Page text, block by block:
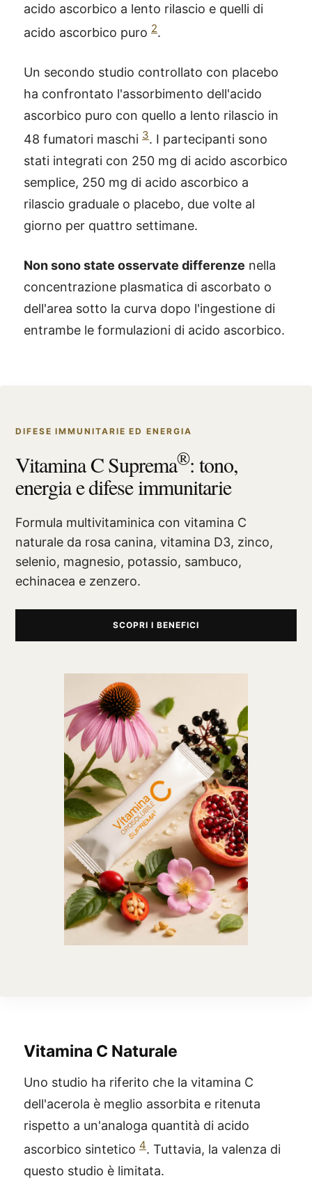
acido ascorbico a lento rilascio e quelli di
acido ascorbico puro 2.
Un secondo studio controllato con placebo
ha confrontato l'assorbimento dell'acido
ascorbico puro con quello a lento rilascio in
48 fumatori maschi 3. I partecipanti sono
stati integrati con 250 mg di acido ascorbico
semplice, 250 mg di acido ascorbico a
rilascio graduale o placebo, due volte al
giorno per quattro settimane.
Non sono state osservate differenze nella
concentrazione plasmatica di ascorbato o
dell'area sotto la curva dopo l'ingestione di
entrambe le formulazioni di acido ascorbico.
DIFESE IMMUNITARIE ED ENERGIA
Vitamina C Suprema®: tono,
energia e difese immunitarie
Formula multivitaminica con vitamina C
naturale da rosa canina, vitamina D3, zinco,
selenio, magnesio, potassio, sambuco,
echinacea e zenzero.
SCOPRI I BENEFICI
Vitamina C Naturale
Uno studio ha riferito che la vitamina C
dell'acerola è meglio assorbita e ritenuta
rispetto a un'analoga quantità di acido
ascorbico sintetico 4. Tuttavia, la valenza di
questo studio è limitata.